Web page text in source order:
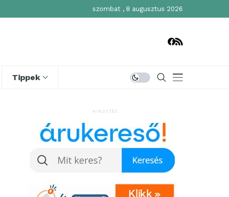
szombat , 8 augusztus 2026
Tippek
HIRDETÉS